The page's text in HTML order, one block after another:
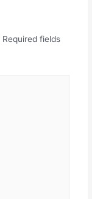
Required fields